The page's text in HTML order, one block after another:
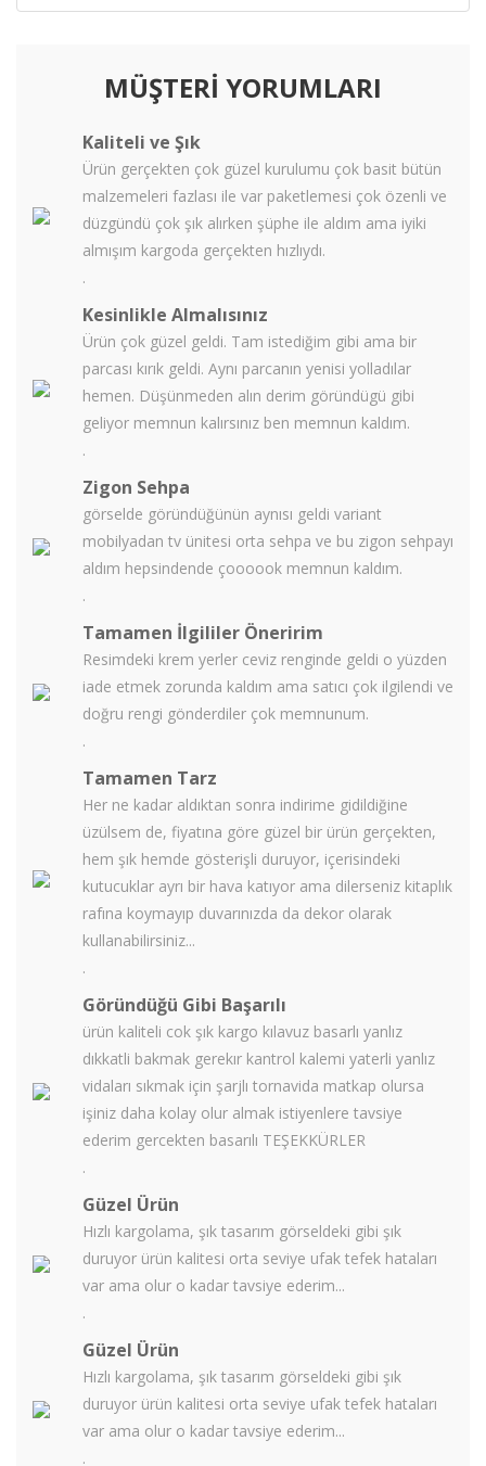
MÜŞTERİ YORUMLARI
Kaliteli ve Şık
Ürün gerçekten çok güzel kurulumu çok basit bütün
malzemeleri fazlası ile var paketlemesi çok özenli ve
düzgündü çok şık alırken şüphe ile aldım ama iyiki
almışım kargoda gerçekten hızlıydı.
.
Kesinlikle Almalısınız
Ürün çok güzel geldi. Tam istediğim gibi ama bir
parcası kırık geldi. Aynı parcanın yenisi yolladılar
hemen. Düşünmeden alın derim göründügü gibi
geliyor memnun kalırsınız ben memnun kaldım.
.
Zigon Sehpa
görselde göründüğünün aynısı geldi variant
mobilyadan tv ünitesi orta sehpa ve bu zigon sehpayı
aldım hepsindende çoooook memnun kaldım.
.
Tamamen İlgililer Öneririm
Resimdeki krem yerler ceviz renginde geldi o yüzden
iade etmek zorunda kaldım ama satıcı çok ilgilendi ve
doğru rengi gönderdiler çok memnunum.
.
Tamamen Tarz
Her ne kadar aldıktan sonra indirime gidildiğine
üzülsem de, fiyatına göre güzel bir ürün gerçekten,
hem şık hemde gösterişli duruyor, içerisindeki
kutucuklar ayrı bir hava katıyor ama dilerseniz kitaplık
rafına koymayıp duvarınızda da dekor olarak
kullanabilirsiniz...
.
Göründüğü Gibi Başarılı
ürün kaliteli cok şık kargo kılavuz basarlı yanlız
dıkkatli bakmak gerekır kantrol kalemi yaterli yanlız
vidaları sıkmak için şarjlı tornavida matkap olursa
işiniz daha kolay olur almak istiyenlere tavsiye
ederim gercekten basarılı TEŞEKKÜRLER
.
Güzel Ürün
Hızlı kargolama, şık tasarım görseldeki gibi şık
duruyor ürün kalitesi orta seviye ufak tefek hataları
var ama olur o kadar tavsiye ederim...
.
Güzel Ürün
Hızlı kargolama, şık tasarım görseldeki gibi şık
duruyor ürün kalitesi orta seviye ufak tefek hataları
var ama olur o kadar tavsiye ederim...
.